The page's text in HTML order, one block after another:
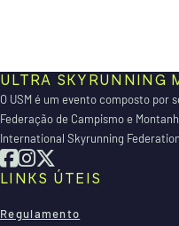
ULTRA SKYRUNNING
O USM é um evento composto por
Federação de Campismo e
International Skyrunning
LINKS ÚTEIS
Regulamento